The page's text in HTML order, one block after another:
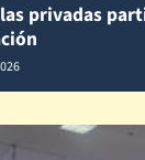
privadas